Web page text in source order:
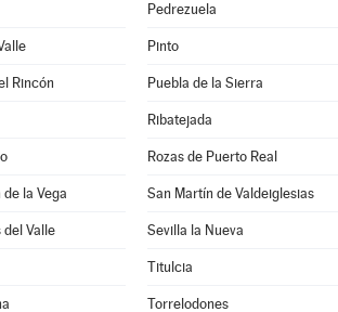
Pedrezuela
Pinto
Rincón Puebla de la Sierra
Ribatejada
Rozas de Puerto Real
la Vega San Martín de Valdeiglesias
Valle Sevilla la Nueva
Titulcia
Torrelodones